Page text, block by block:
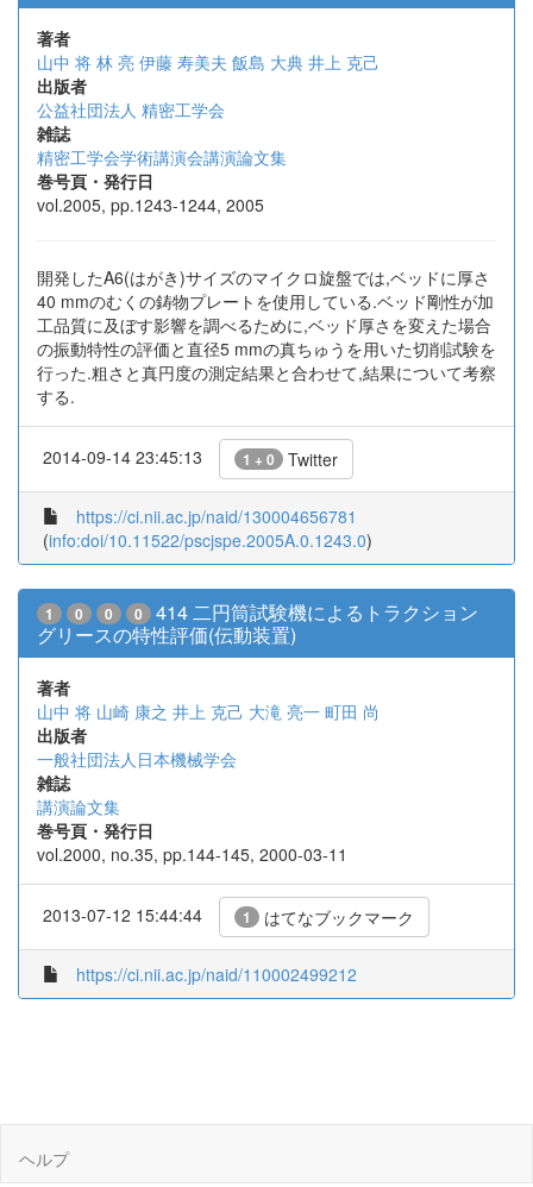
著者
山中 将 林 亮 伊藤 寿美夫 飯島 大典 井上 克己
出版者
公益社団法人 精密工学会
雑誌
精密工学会学術講演会講演論文集
巻号頁・発行日
vol.2005, pp.1243-1244, 2005
開発したA6(はがき)サイズのマイクロ旋盤では,ベッドに厚さ
40 mmのむくの鋳物プレートを使用している.ベッド剛性が加
工品質に及ぼす影響を調べるために,ベッド厚さを変えた場合
の振動特性の評価と直径5 mmの真ちゅうを用いた切削試験を
行った.粗さと真円度の測定結果と合わせて,結果について考察
する.
2014-09-14 23:45:13 1 + 0 Twitter
https://ci.nii.ac.jp/naid/130004656781
(info:doi/10.11522/pscjspe.2005A.0.1243.0)
1 0 0 0
414 二円筒試験機によるトラクション
グリースの特性評価(伝動装置)
著者
山中 将 山崎 康之 井上 克己 大滝 亮一 町田 尚
出版者
一般社団法人日本機械学会
雑誌
講演論文集
巻号頁・発行日
vol.2000, no.35, pp.144-145, 2000-03-11
2013-07-12 15:44:44 1 はてなブックマーク
https://ci.nii.ac.jp/naid/110002499212
ヘルプ